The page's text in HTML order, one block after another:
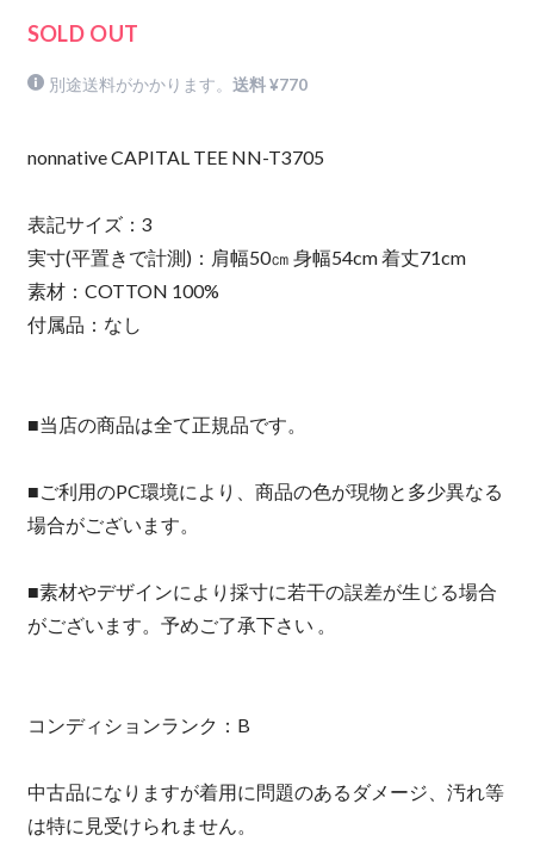
SOLD OUT
別途送料がかかります。送料 ¥770
nonnative CAPITAL TEE NN-T3705
表記サイズ：3
実寸(平置きで計測)：肩幅50㎝ 身幅54cm 着丈71cm
素材：COTTON 100%
付属品：なし
■当店の商品は全て正規品です。
■ご利用のPC環境により、商品の色が現物と多少異なる
場合がございます。
■素材やデザインにより採寸に若干の誤差が生じる場合
がございます。予めご了承下さい 。
コンディションランク：B
中古品になりますが着用に問題のあるダメージ、汚れ等
は特に見受けられません。